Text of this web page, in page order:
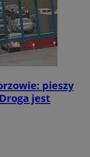
pieszy
jest